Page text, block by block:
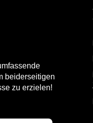
beiderseitigen
zu erzielen!